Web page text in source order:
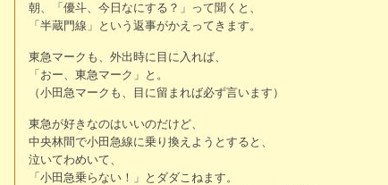
朝、「優斗、今日なにする？」って聞くと、
「半蔵門線」という返事がかえってきます。
東急マークも、外出時に目に入れば、
「おー、東急マーク」と。
（小田急マークも、目に留まれば必ず言います）
東急が好きなのはいいのだけど、
中央林間で小田急線に乗り換えようとすると、
泣いてわめいて、
「小田急乗らない！」とダダこねます。